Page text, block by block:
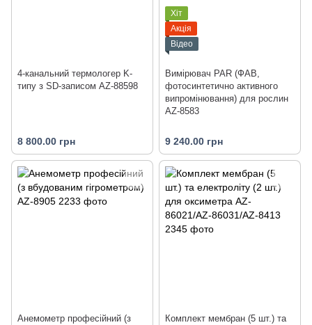
4-канальний термологер K-
типу з SD-записом AZ-88598
8 800.00 грн
Хіт
Акція
Відео
Вимірювач PAR (ФАВ,
фотосинтетично активного
випромінювання) для рослин
AZ-8583
9 240.00 грн
Анемометр професійний (з
Комплект мембран (5 шт.) та